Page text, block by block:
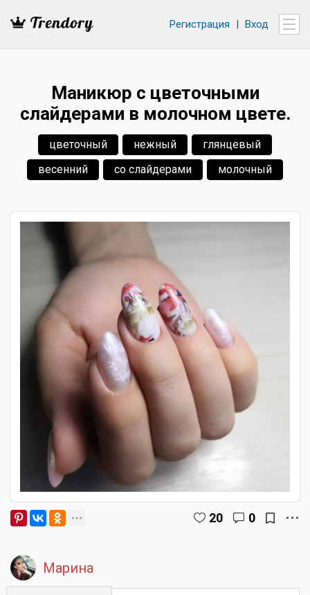
Регистрация | Вход
Маникюр с цветочными
слайдерами в молочном цвете.
цветочный нежный
глянцевый
весенний
со слайдерами молочный
20 0
Марина